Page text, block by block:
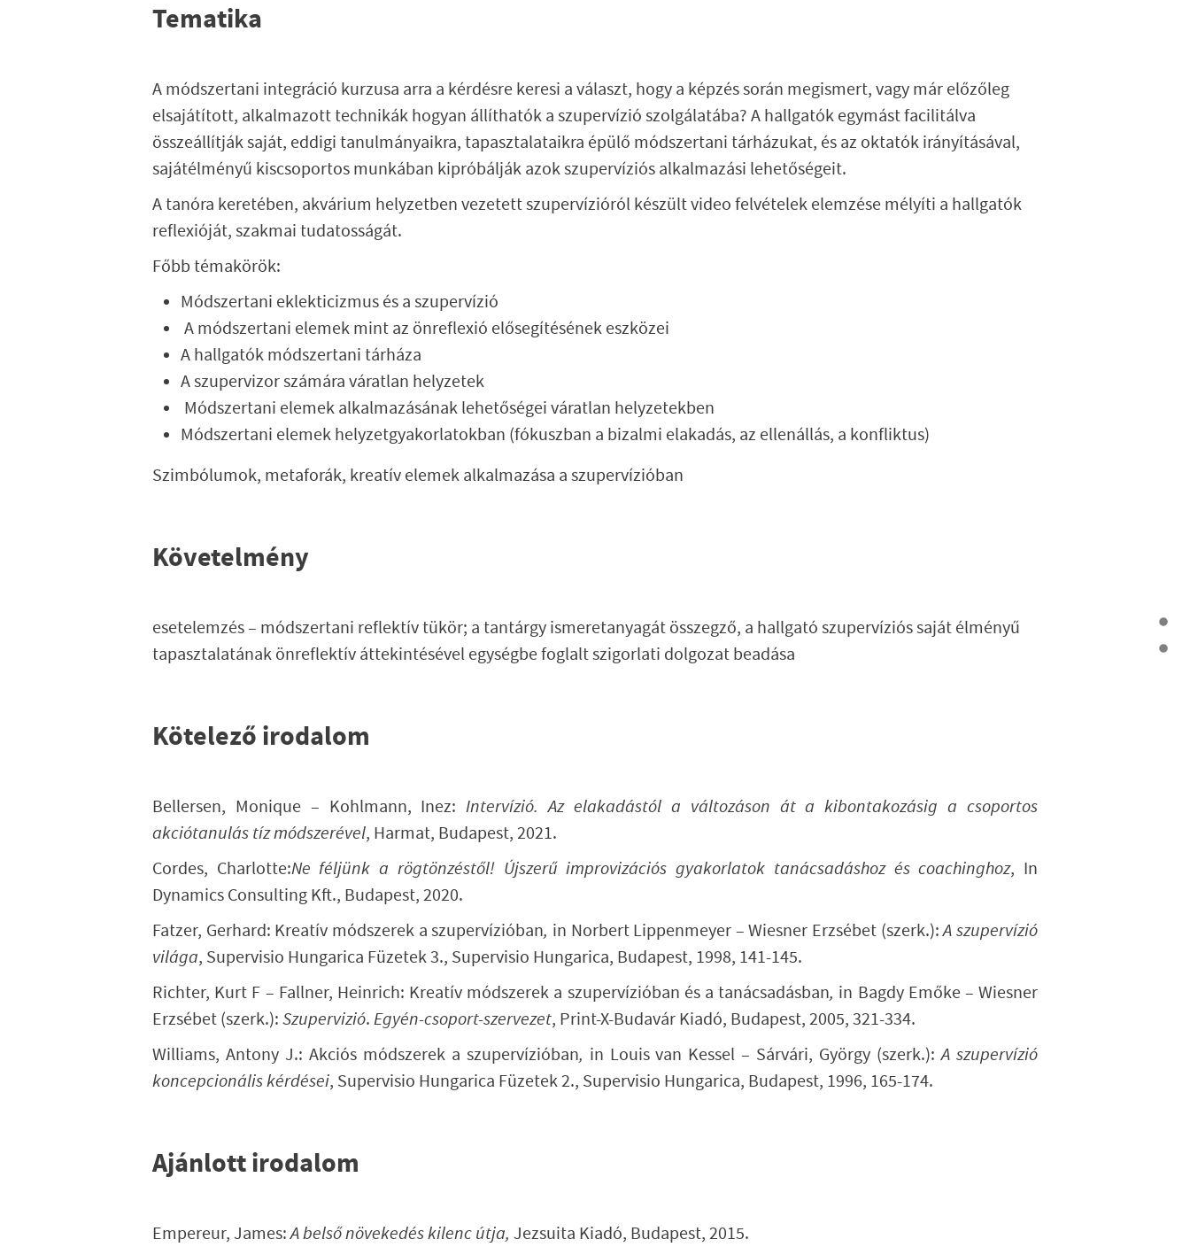
Tematika
A módszertani integráció kurzusa arra a kérdésre keresi a választ, hogy a képzés során megismert, vagy már előzőleg
elsajátított, alkalmazott technikák hogyan állíthatók a szupervízió szolgálatába? A hallgatók egymást facilitálva
összeállítják saját, eddigi tanulmányaikra, tapasztalataikra épülő módszertani tárházukat, és az oktatók irányításával,
sajátélményű kiscsoportos munkában kipróbálják azok szupervíziós alkalmazási lehetőségeit.
A tanóra keretében, akvárium helyzetben vezetett szupervízióról készült video felvételek elemzése mélyíti a hallgatók
reflexióját, szakmai tudatosságát.
Főbb témakörök:
Módszertani eklekticizmus és a szupervízió
A módszertani elemek mint az önreflexió elősegítésének eszközei
A hallgatók módszertani tárháza
A szupervizor számára váratlan helyzetek
Módszertani elemek alkalmazásának lehetőségei váratlan helyzetekben
Módszertani elemek helyzetgyakorlatokban (fókuszban a bizalmi elakadás, az ellenállás, a konfliktus)
Szimbólumok, metaforák, kreatív elemek alkalmazása a szupervízióban
Követelmény
esetelemzés – módszertani reflektív tükör; a tantárgy ismeretanyagát összegző, a hallgató szupervíziós saját élményű
tapasztalatának önreflektív áttekintésével egységbe foglalt szigorlati dolgozat beadása
Kötelező irodalom
Bellersen, Monique – Kohlmann, Inez:Intervízió. Az elakadástól a változáson át a kibontakozásig a csoportos
akciótanulás tíz módszerével, Harmat, Budapest, 2021.
Cordes, Charlotte:Ne féljünk a rögtönzéstől! Újszerű improvizációs gyakorlatok tanácsadáshoz és coachinghoz, In
Dynamics Consulting Kft., Budapest, 2020.
Fatzer, Gerhard: Kreatív módszerek a szupervízióban, in Norbert Lippenmeyer – Wiesner Erzsébet (szerk.):A szupervízió
világa, Supervisio Hungarica Füzetek 3., Supervisio Hungarica, Budapest, 1998, 141-145.
Richter, Kurt F – Fallner, Heinrich: Kreatív módszerek a szupervízióban és a tanácsadásban, in Bagdy Emőke – Wiesner
Erzsébet (szerk.): Szupervizió. Egyén-csoport-szervezet, Print-X-Budavár Kiadó, Budapest, 2005, 321-334.
Williams, Antony J.: Akciós módszerek a szupervízióban, in Louis van Kessel – Sárvári, György (szerk.):A szupervízió
koncepcionális kérdései, Supervisio Hungarica Füzetek 2., Supervisio Hungarica, Budapest, 1996, 165-174.
Ajánlott irodalom
Empereur, James: A belső növekedés kilenc útja, Jezsuita Kiadó, Budapest, 2015.